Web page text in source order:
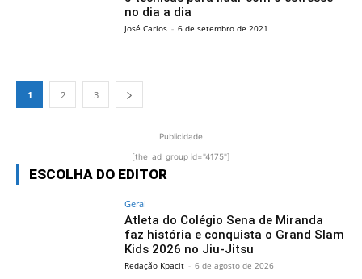
no dia a dia
José Carlos - 6 de setembro de 2021
1 2 3
Publicidade
[the_ad_group id="4175"]
ESCOLHA DO EDITOR
Geral
Atleta do Colégio Sena de Miranda
faz história e conquista o Grand Slam
Kids 2026 no Jiu-Jitsu
Redação Kpacit - 6 de agosto de 2026